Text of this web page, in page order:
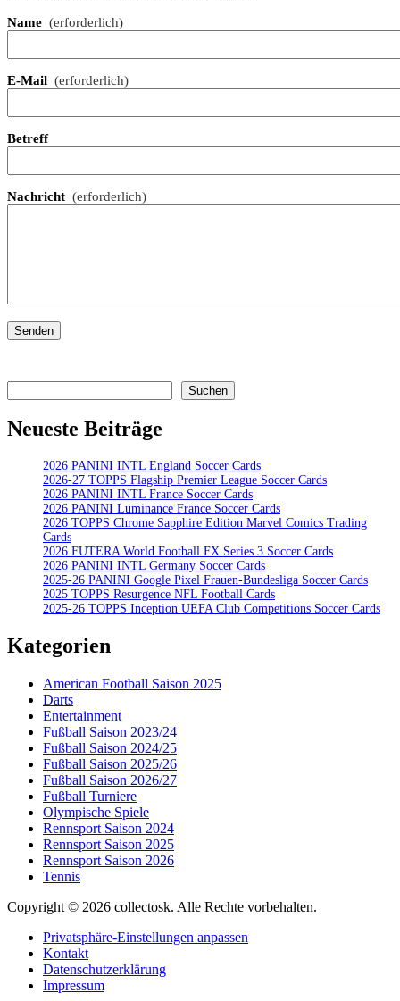
Name (erforderlich)
E-Mail (erforderlich)
Betreff
Nachricht (erforderlich)
Senden
Suchen
Neueste Beiträge
2026 PANINI INTL England Soccer Cards
2026-27 TOPPS Flagship Premier League Soccer Cards
2026 PANINI INTL France Soccer Cards
2026 PANINI Luminance France Soccer Cards
2026 TOPPS Chrome Sapphire Edition Marvel Comics Trading
Cards
2026 FUTERA World Football FX Series 3 Soccer Cards
2026 PANINI INTL Germany Soccer Cards
2025-26 PANINI Google Pixel Frauen-Bundesliga Soccer Cards
2025 TOPPS Resurgence NFL Football Cards
2025-26 TOPPS Inception UEFA Club Competitions Soccer Cards
Kategorien
American Football Saison 2025
Darts
Entertainment
Fußball Saison 2023/24
Fußball Saison 2024/25
Fußball Saison 2025/26
Fußball Saison 2026/27
Fußball Turniere
Olympische Spiele
Rennsport Saison 2024
Rennsport Saison 2025
Rennsport Saison 2026
Tennis
Copyright © 2026 collectosk. Alle Rechte vorbehalten.
Privatsphäre-Einstellungen anpassen
Kontakt
Datenschutzerklärung
Impressum